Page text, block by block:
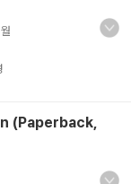
(Paperback,